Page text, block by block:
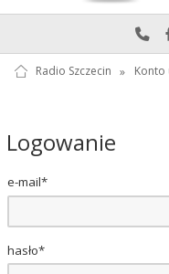
Radio Szczecin » Konto
Logowanie
e-mail*
hasło*